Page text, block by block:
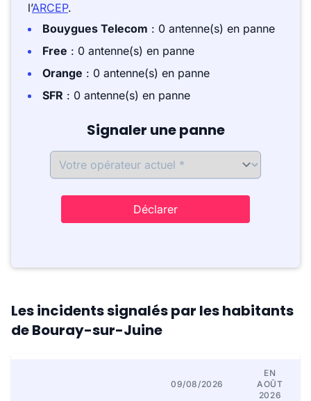
l’ARCEP.
Bouygues Telecom : 0 antenne(s) en panne
Free : 0 antenne(s) en panne
Orange : 0 antenne(s) en panne
SFR : 0 antenne(s) en panne
Signaler une panne
Déclarer
Les incidents signalés par les habitants
de Bouray-sur-Juine
09/08/2026
EN
AOÛT
2026